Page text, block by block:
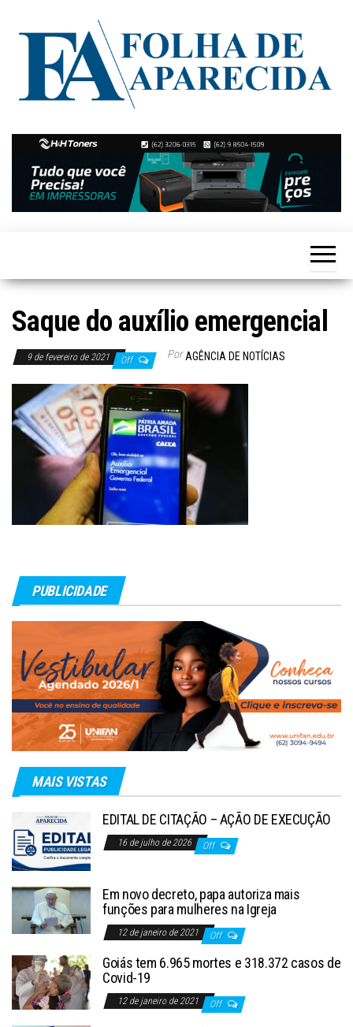
Folha de
Aparecida
Notícias
de
Aparecida
de
Goiânia
Saque do auxílio emergencial
9 de fevereiro de 2021 Off Por AGÊNCIA DE NOTÍCIAS
PUBLICIDADE
MAIS VISTAS
EDITAL DE CITAÇÃO – AÇÃO DE EXECUÇÃO
16 de julho de 2026 Off
Em novo decreto, papa autoriza mais
funções para mulheres na Igreja
12 de janeiro de 2021 Off
Goiás tem 6.965 mortes e 318.372 casos de
Covid-19
12 de janeiro de 2021 Off